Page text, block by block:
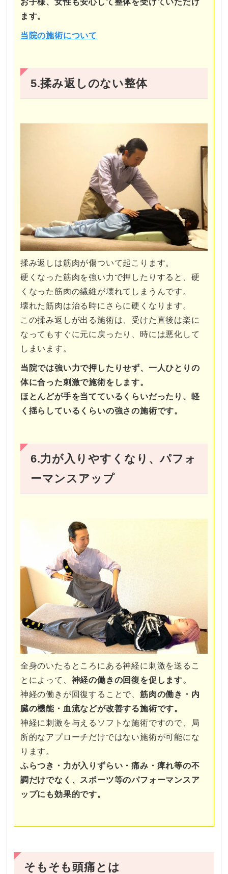
お子様、女性も安心して整体を受けていただけ
ます。
当院の施術について
5.揉み返しのない整体
揉み返しは筋肉が傷ついて起こります。
硬くなった筋肉を強い力で押したりすると、硬
くなった筋肉の繊維が壊れてしまうんです。
壊れた筋肉は治る時にさらに硬くなります。
この揉み返しが出る施術は、受けた直後は楽に
なってもすぐに元に戻ったり、時には悪化して
しまいます。
当院では強い力で押したりせず、一人ひとりの
体に合った刺激で施術をします。
ほとんどが手を当てているくらいだったり、軽
く揺らしているくらいの強さの施術です。
6.力が入りやすくなり、パフォ
ーマンスアップ
全身のいたるところにある神経に刺激を送るこ
とによって、 神経の働きの回復を促します。
神経の働きが回復することで、 筋肉の働き・内
臓の機能・血流などが改善する施術です。
神経に刺激を与えるソフトな施術ですので、局
所的なアプローチだけではない施術が可能にな
ります。
ふらつき・力が入りずらい・痛み・痺れ等の不
調だけでなく、スポーツ等のパフォーマンスア
ップにも効果的です。
そもそも頭痛とは